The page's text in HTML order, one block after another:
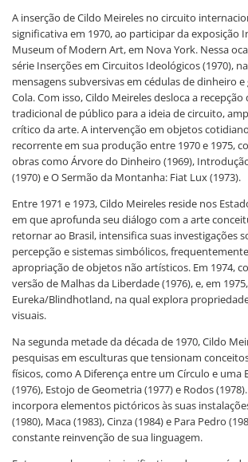
A inserção de Cildo Meireles no circuito
significativa em 1970, ao participar da exposição
Museum of Modern Art, em Nova York. Nessa
série Inserções em Circuitos Ideológicos (1970),
mensagens subversivas em cédulas de dinheiro e
Cola. Com isso, Cildo Meireles desloca a
tradicional de público para a ideia de circuito,
crítico da arte. A intervenção em objetos
recorrente em sua produção entre 1970 e 1975,
obras como Árvore do Dinheiro (1969),
(1970) e O Sermão da Montanha: Fiat Lux (1973).
Entre 1971 e 1973, Cildo Meireles reside nos
em que aprofunda seu diálogo com a arte
retornar ao Brasil, intensifica suas investigações
percepção e sistemas simbólicos,
apropriação de objetos não artísticos. Em 1974,
versão de Malhas da Liberdade (1976), e, em
Eureka/Blindhotland, na qual explora
visuais.
Na segunda metade da década de 1970, Cildo
pesquisas em esculturas que tensionam
físicos, como A Diferença entre um Círculo e uma
(1976), Estojo de Geometria (1977) e Rodos
incorpora elementos pictóricos às suas
(1980), Maca (1983), Cinza (1984) e Para Pedro
constante reinvenção de sua linguagem.